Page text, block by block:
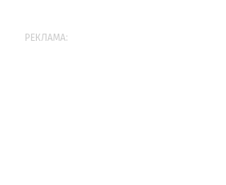
РЕКЛАМА: